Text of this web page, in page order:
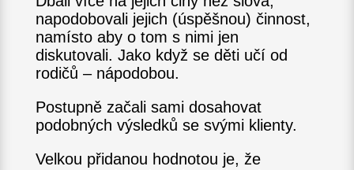
napodobovali jejich (úspěšnou) činnost,
namísto aby o tom s nimi jen
diskutovali. Jako když se děti učí od
rodičů – nápodobou.
Postupně začali sami dosahovat
podobných výsledků se svými klienty.
Velkou přidanou hodnotou je, že